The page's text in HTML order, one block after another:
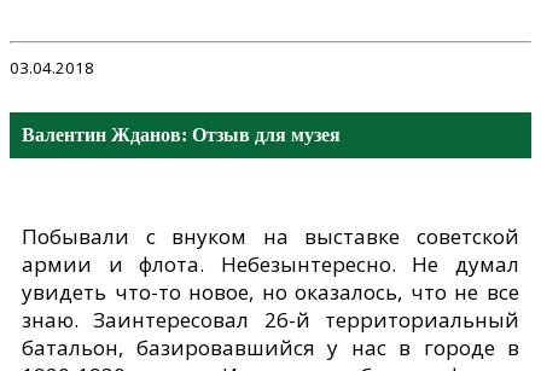
03.04.2018
Валентин Жданов: Отзыв для музея
Побывали с внуком на выставке советской
армии и флота. Небезынтересно. Не думал
увидеть что-то новое, но оказалось, что не все
знаю. Заинтересовал 26-й территориальный
батальон, базировавшийся у нас в городе в